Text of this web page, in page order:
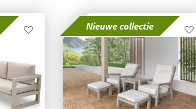
Nieuwe collectie